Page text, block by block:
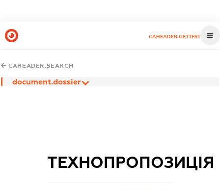
CAHEADER.GETTEST
CAHEADER.SEARCH
document.dossier
ТЕХНОПРОПОЗИЦІЯ